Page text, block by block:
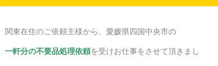
関東在住のご依頼主様から、愛媛県四国中央市の
一軒分の不要品処理依頼を受けお仕事をさせて頂きまし